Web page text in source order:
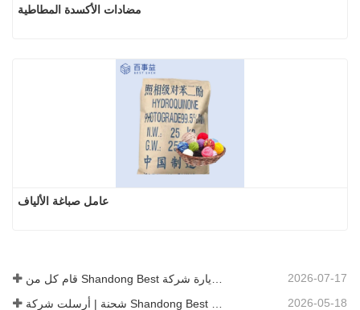
مضادات الأكسدة المطاطية
عامل صباغة الألياف
2026-07-17
2026-05-18